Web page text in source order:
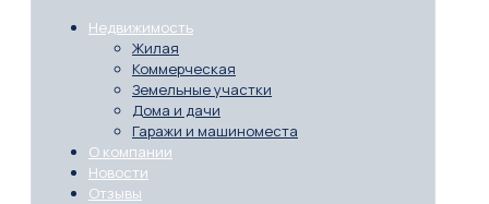
Недвижимость
Жилая
Коммерческая
Земельные участки
Дома и дачи
Гаражи и машиноместа
О компании
Новости
Отзывы